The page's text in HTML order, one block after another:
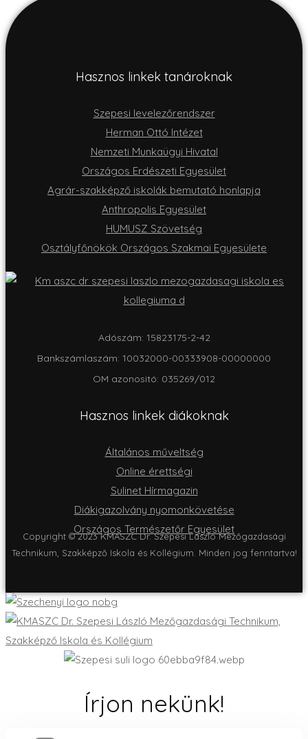
Hasznos linkek tanároknak
Szepesi levelezőrendszer
Herman Ottó Intézet
Nemzeti Munkaügyi Hivatal
Országos Erdészeti Egyesület
Agrár-szakképző iskolák bemutató honlapja
Anthropolis Egyesület
HUMUSZ Szövetség
Osztályfőnökök Országos Szakmai Egyesülete
Adószám: 15823175-2-42
Bankszámlaszám: 10032000-00333908-00000000
OM azonositó: 035269/012
Hasznos linkek diákoknak
Általános műveltség
Online érettségi
Sulinet Hírmagazin
Diákigazolvány nyomonkövetése
Országos Természetőr Egyesület
Copyright © 2023 KMASZC Dr. Szepesi László Mezőgazdasági
Technikum, Szakképző Iskola és Kollégium. Minden jog fenntartva!
Írjon nekünk!